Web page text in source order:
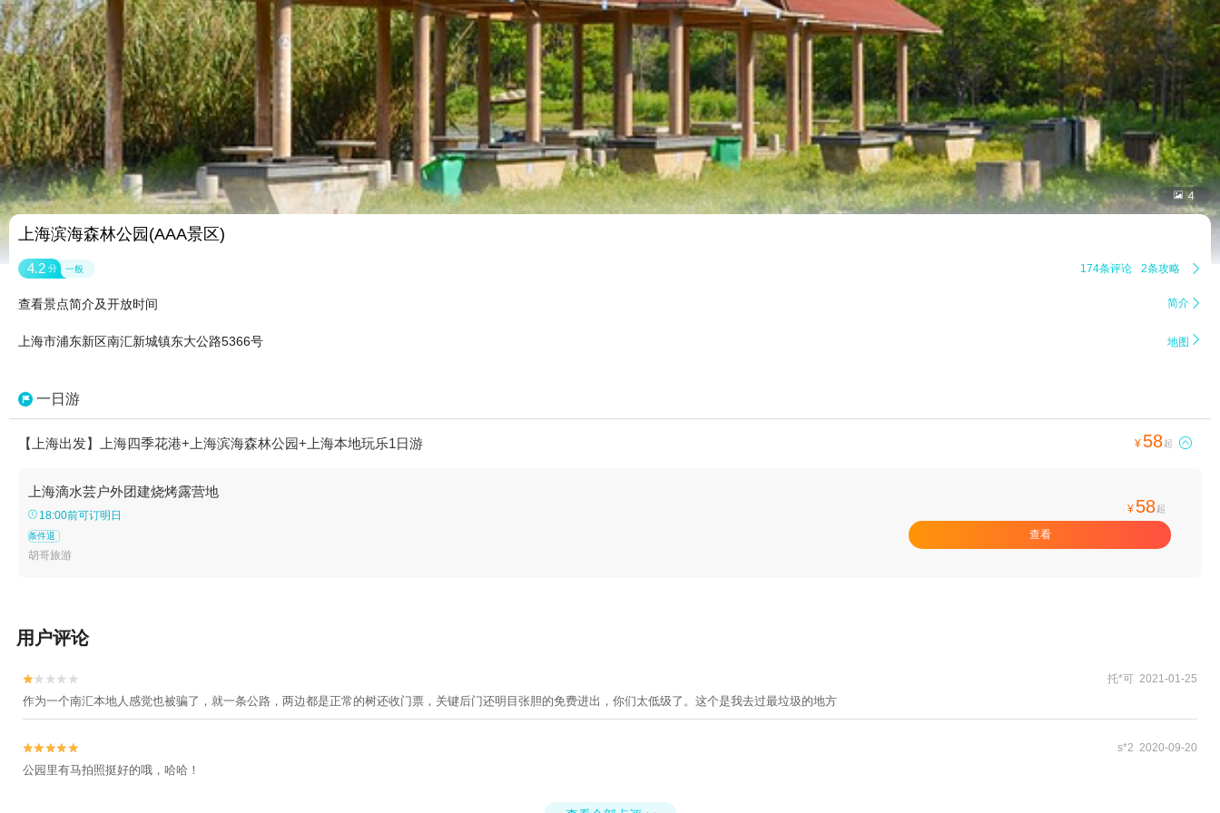
 4
上海滨海森林公园(AAA景区)
4.2 分 一般 174条评论 2条攻略 
查看景点简介及开放时间 简介 
上海市浦东新区南汇新城镇东大公路5366号 地图 
一日游
【上海出发】上海四季花港+上海滨海森林公园+上海本地玩乐1日游 ¥ 58起 
上海滴水芸户外团建烧烤露营地
18:00前可订明日
条件退
胡哥旅游
¥ 58起
查看
用户评论

 托*可 2021-01-25
作为一个南汇本地人感觉也被骗了，就一条公路，两边都是正常的树还收门票，关键后门还明目张胆的免费进出，你们太低级了。这个是我去过最垃圾的地方

 s*2 2020-09-20
公园里有马拍照挺好的哦，哈哈！